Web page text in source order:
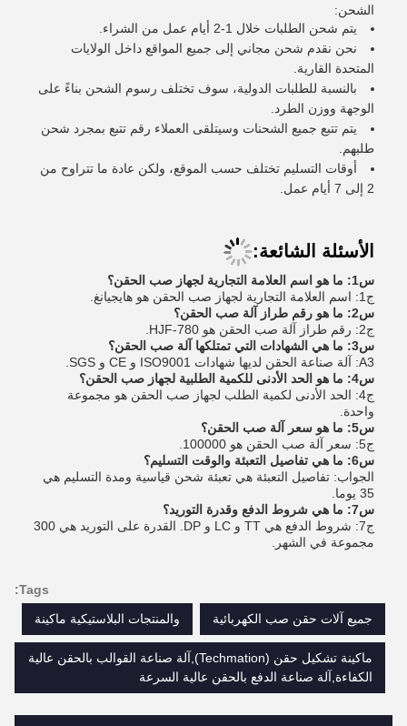
الشحن:
يتم شحن الطلبات خلال 1-2 أيام عمل من الشراء.
نحن نقدم شحن مجاني إلى جميع المواقع داخل الولايات
المتحدة القارية.
بالنسبة للطلبات الدولية، سوف تختلف رسوم الشحن بناءً على
الوجهة ووزن الطرد.
يتم تتبع جميع الشحنات وسيتلقى العملاء رقم تتبع بمجرد شحن
طلبهم.
أوقات التسليم تختلف حسب الموقع، ولكن عادة ما تتراوح من
2 إلى 7 أيام عمل.
الأسئلة الشائعة:
س1: ما هو اسم العلامة التجارية لجهاز صب الحقن؟
ج1: اسم العلامة التجارية لجهاز صب الحقن هو هايجيانغ.
س2: ما هو رقم طراز آلة صب الحقن؟
ج2: رقم طراز آلة صب الحقن هو HJF-780.
س3: ما هي الشهادات التي تمتلكها آلة صب الحقن؟
A3: آلة صناعة الحقن لديها شهادات ISO9001 و CE و SGS.
س4: ما هو الحد الأدنى للكمية الطلبية لجهاز صب الحقن؟
ج4: الحد الأدنى لكمية الطلب لجهاز صب الحقن هو مجموعة
واحدة.
س5: ما هو سعر آلة صب الحقن؟
ج5: سعر آلة صب الحقن هو 100000.
س6: ما هي تفاصيل التعبئة والوقت التسليم؟
الجواب: تفاصيل التعبئة هي تعبئة شحن قياسية ومدة التسليم هي
35 يوما.
س7: ما هي شروط الدفع وقدرة التوريد؟
ج7: شروط الدفع هي TT و LC و DP. القدرة على التوريد هي 300
مجموعة في الشهر.
Tags:
جميع آلات حقن صب الكهربائية
والمنتجات البلاستيكية ماكينة
ماكينة تشكيل حقن (Techmation),آلة صناعة القوالب بالحقن عالية
الكفاءة,آلة صناعة الدفع بالحقن عالية السرعة